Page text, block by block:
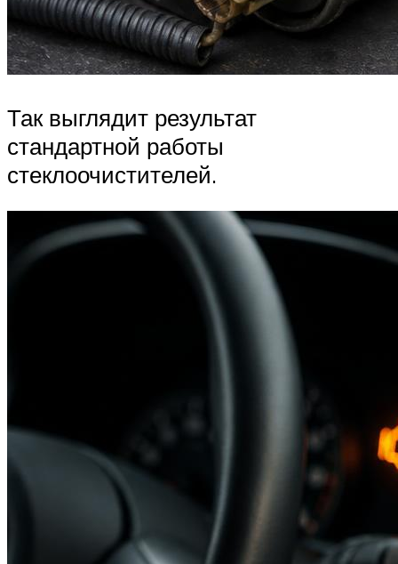
Так выглядит результат
стандартной работы
стеклоочистителей.